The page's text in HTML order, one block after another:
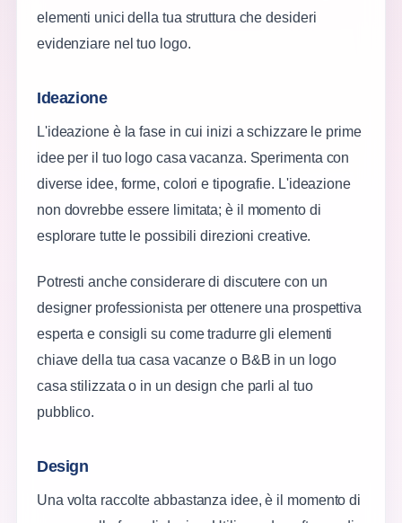
elementi unici della tua struttura che desideri
evidenziare nel tuo logo.
Ideazione
L'ideazione è la fase in cui inizi a schizzare le prime
idee per il tuo logo casa vacanza. Sperimenta con
diverse idee, forme, colori e tipografie. L'ideazione
non dovrebbe essere limitata; è il momento di
esplorare tutte le possibili direzioni creative.
Potresti anche considerare di discutere con un
designer professionista per ottenere una prospettiva
esperta e consigli su come tradurre gli elementi
chiave della tua casa vacanze o B&B in un logo
casa stilizzata o in un design che parli al tuo
pubblico.
Design
Una volta raccolte abbastanza idee, è il momento di